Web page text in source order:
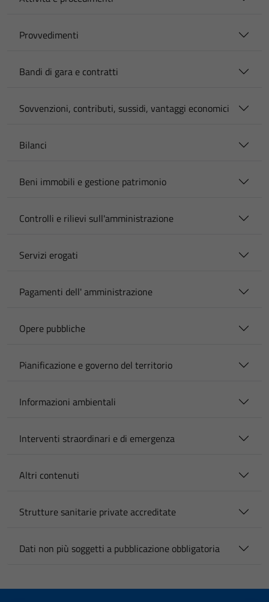
Provvedimenti
Bandi di gara e contratti
Sovvenzioni, contributi, sussidi, vantaggi economici
Bilanci
Beni immobili e gestione patrimonio
Controlli e rilievi sull'amministrazione
Servizi erogati
Pagamenti dell' amministrazione
Opere pubbliche
Pianificazione e governo del territorio
Informazioni ambientali
Interventi straordinari e di emergenza
Altri contenuti
Strutture sanitarie private accreditate
Dati non più soggetti a pubblicazione obbligatoria